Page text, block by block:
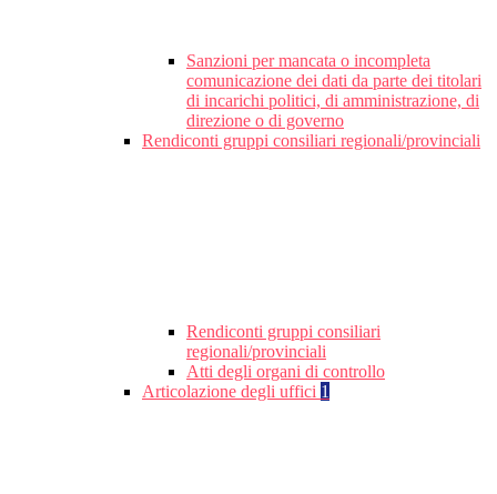
Sanzioni per mancata o incompleta
comunicazione dei dati da parte dei titolari
di incarichi politici, di amministrazione, di
direzione o di governo
Rendiconti gruppi consiliari regionali/provinciali
Rendiconti gruppi consiliari
regionali/provinciali
Atti degli organi di controllo
Articolazione degli uffici 1